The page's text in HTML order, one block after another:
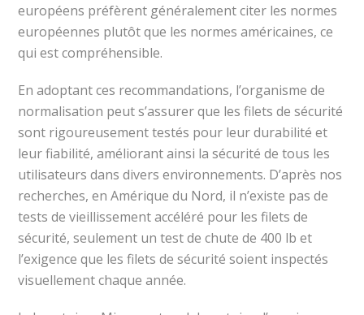
européens préfèrent généralement citer les normes
européennes plutôt que les normes américaines, ce
qui est compréhensible.
En adoptant ces recommandations, l’organisme de
normalisation peut s’assurer que les filets de sécurité
sont rigoureusement testés pour leur durabilité et
leur fiabilité, améliorant ainsi la sécurité de tous les
utilisateurs dans divers environnements. D’après nos
recherches, en Amérique du Nord, il n’existe pas de
tests de vieillissement accéléré pour les filets de
sécurité, seulement un test de chute de 400 lb et
l’exigence que les filets de sécurité soient inspectés
visuellement chaque année.